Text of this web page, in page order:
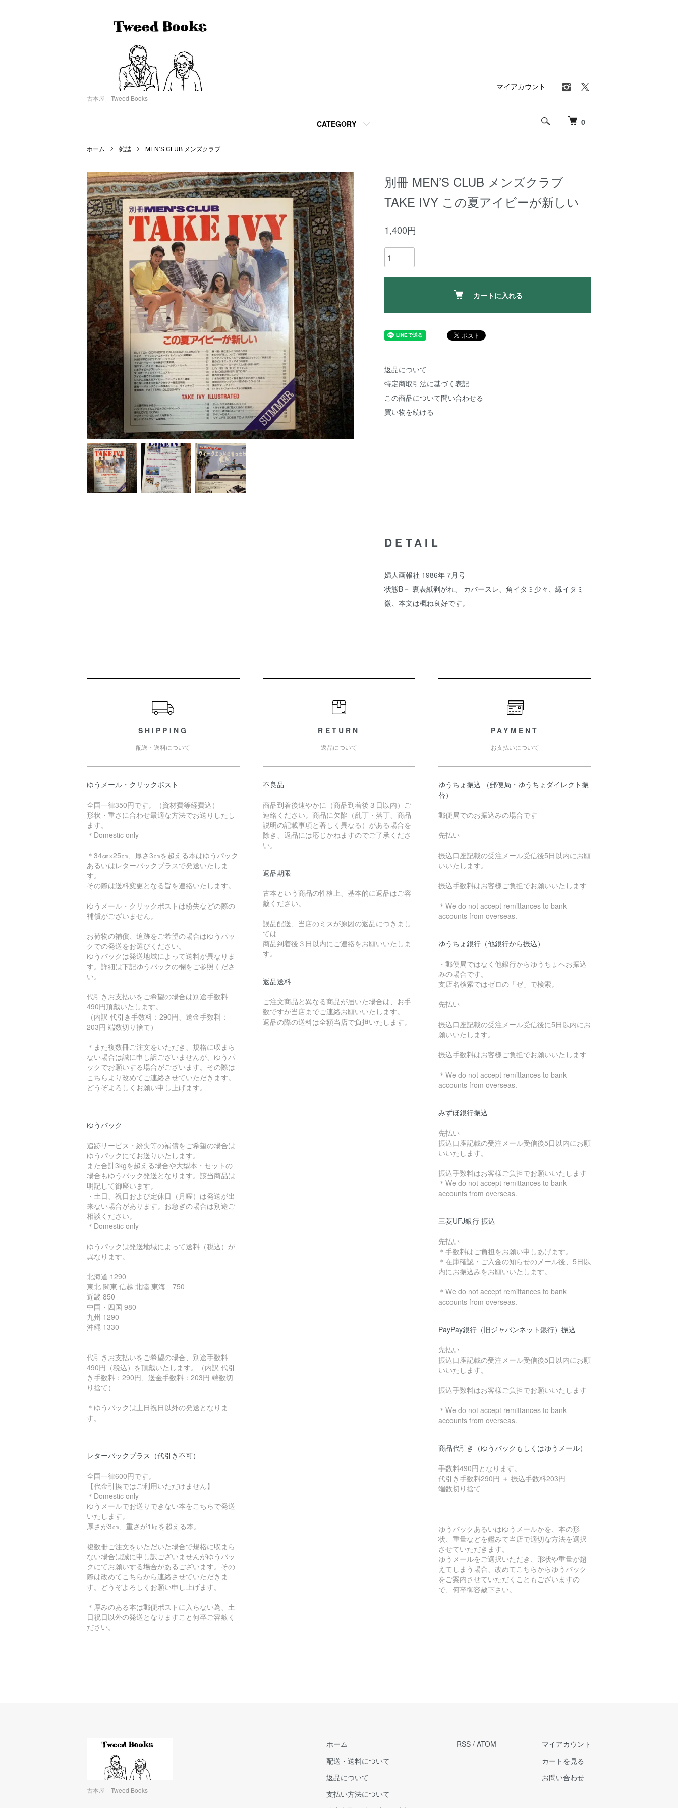
古本屋 Tweed Books
0
CATEGORY
マイアカウント
ホーム 雑誌 MEN’S CLUB メンズクラブ
別冊 MEN’S CLUB メンズクラブ
TAKE IVY この夏アイビーが新しい
1,400円
カートに入れる
返品について
特定商取引法に基づく表記
この商品について問い合わせる
買い物を続ける
DETAIL
婦人画報社 1986年 7月号
状態B－ 裏表紙剥がれ、 カバースレ、角イタミ少々、縁イタミ
微、本文は概ね良好です。
SHIPPING
配送・送料について
ゆうメール・クリックポスト
全国一律350円です。（資材費等経費込）
形状・重さに合わせ最適な方法でお送りしたし
ます。
＊Domestic only
＊34㎝×25㎝、厚さ3㎝を超える本はゆうパック
あるいはレターパックプラスで発送いたしま
す。
その際は送料変更となる旨を連絡いたします。
ゆうメール・クリックポストは紛失などの際の
補償がございません。
お荷物の補償、追跡をご希望の場合はゆうパッ
クでの発送をお選びください。
ゆうパックは発送地域によって送料が異なりま
す。詳細は下記ゆうパックの欄をご参照くださ
い。
代引きお支払いをご希望の場合は別途手数料
490円頂戴いたします。
（内訳 代引き手数料：290円、送金手数料：
203円 端数切り捨て）
＊また複数冊ご注文をいただき、規格に収まら
ない場合は誠に申し訳ございませんが、ゆうパ
ックでお願いする場合がございます。その際は
こちらより改めてご連絡させていただきます。
どうぞよろしくお願い申し上げます。
ゆうパック
追跡サービス・紛失等の補償をご希望の場合は
ゆうパックにてお送りいたします。
また合計3kgを超える場合や大型本・セットの
場合もゆうパック発送となります。該当商品は
明記して御座います。
・土日、祝日および定休日（月曜）は発送が出
来ない場合があります。お急ぎの場合は別途ご
相談ください。
＊Domestic only
ゆうパックは発送地域によって送料（税込）が
異なります。
北海道 1290
東北 関東 信越 北陸 東海 750
近畿 850
中国・四国 980
九州 1290
沖縄 1330
代引きお支払いをご希望の場合、別途手数料
490円（税込）を頂戴いたします。（内訳 代引
き手数料：290円、送金手数料：203円 端数切
り捨て）
＊ゆうパックは土日祝日以外の発送となりま
す。
レターパックプラス（代引き不可）
全国一律600円です。
【代金引換ではご利用いただけません】
＊Domestic only
ゆうメールでお送りできない本をこちらで発送
いたします。
厚さが3㎝、重さが1㎏を超える本。
複数冊ご注文をいただいた場合で規格に収まら
ない場合は誠に申し訳ございませんがゆうパッ
クにてお願いする場合があるございます。その
際は改めてこちらから連絡させていただきま
す。どうぞよろしくお願い申し上げます。
＊厚みのある本は郵便ポストに入らない為、土
日祝日以外の発送となりますこと何卒ご容赦く
ださい。
RETURN
返品について
不良品
商品到着後速やかに（商品到着後３日以内）ご
連絡ください。商品に欠陥（乱丁・落丁、商品
説明の記載事項と著しく異なる）がある場合を
除き、返品には応じかねますのでご了承くださ
い。
返品期限
古本という商品の性格上、基本的に返品はご容
赦ください。
誤品配送、当店のミスが原因の返品につきまし
ては
商品到着後３日以内にご連絡をお願いいたしま
す。
返品送料
ご注文商品と異なる商品が届いた場合は、お手
数ですが当店までご連絡お願いいたします。
返品の際の送料は全額当店で負担いたします。
PAYMENT
お支払いについて
ゆうちょ振込 （郵便局・ゆうちょダイレクト振
替）
郵便局でのお振込みの場合です
先払い
振込口座記載の受注メール受信後5日以内にお願
いいたします。
振込手数料はお客様ご負担でお願いいたします
＊We do not accept remittances to bank
accounts from overseas.
ゆうちょ銀行（他銀行から振込）
・郵便局ではなく他銀行からゆうちょへお振込
みの場合です。
支店名検索ではゼロの「ゼ」で検索。
先払い
振込口座記載の受注メール受信後に5日以内にお
願いいたします。
振込手数料はお客様ご負担でお願いいたします
＊We do not accept remittances to bank
accounts from overseas.
みずほ銀行振込
先払い
振込口座記載の受注メール受信後5日以内にお願
いいたします。
振込手数料はお客様ご負担でお願いいたします
＊We do not accept remittances to bank
accounts from overseas.
三菱UFJ銀行 振込
先払い
＊手数料はご負担をお願い申しあげます。
＊在庫確認・ご入金の知らせのメール後、5日以
内にお振込みをお願いいたします。
＊We do not accept remittances to bank
accounts from overseas.
PayPay銀行（旧ジャパンネット銀行）振込
先払い
振込口座記載の受注メール受信後5日以内にお願
いいたします。
振込手数料はお客様ご負担でお願いいたします
＊We do not accept remittances to bank
accounts from overseas.
商品代引き（ゆうパックもしくはゆうメール）
手数料490円となります。
代引き手数料290円 ＋ 振込手数料203円
端数切り捨て
ゆうパックあるいはゆうメールかを、本の形
状、重量などを鑑みて当店で適切な方法を選択
させていただきます。
ゆうメールをご選択いただき、形状や重量が超
えてしまう場合、改めてこちらからゆうパック
をご案内させていただくこともございますの
で、何卒御容赦下さい。
古本屋 Tweed Books
ホーム
配送・送料について
返品について
支払い方法について
RSS / ATOM
マイアカウント
カートを見る
お問い合わせ